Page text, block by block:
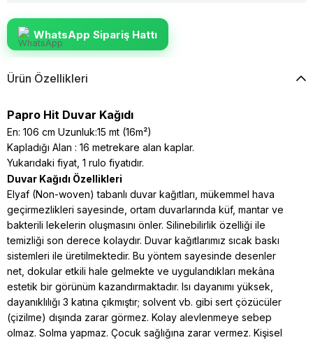
WhatsApp Sipariş Hattı
Ürün Özellikleri
Papro Hit Duvar Kağıdı
En: 106 cm Uzunluk:15 mt (16m²)
Kapladığı Alan : 16 metrekare alan kaplar.
Yukarıdaki fiyat, 1 rulo fiyatıdır.
Duvar Kağıdı Özellikleri
Elyaf (Non-woven) tabanlı duvar kağıtları, mükemmel hava
geçirmezlikleri sayesinde, ortam duvarlarında küf, mantar ve
bakterili lekelerin oluşmasını önler. Silinebilirlik özelliği ile
temizliği son derece kolaydır. Duvar kağıtlarımız sıcak baskı
sistemleri ile üretilmektedir. Bu yöntem sayesinde desenler
net, dokular etkili hale gelmekte ve uygulandıkları mekâna
estetik bir görünüm kazandırmaktadır. Isı dayanımı yüksek,
dayanıklılığı 3 katına çıkmıştır; solvent vb. gibi sert çözücüler
(çizilme) dışında zarar görmez. Kolay alevlenmeye sebep
olmaz. Solma yapmaz. Çocuk sağlığına zarar vermez. Kişisel